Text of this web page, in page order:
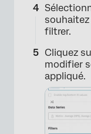
filtrer.
Cliquez
modifier
appliqué.